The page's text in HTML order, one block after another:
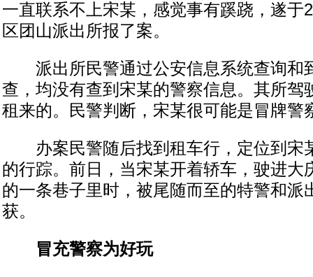
一直联系不上宋某，感觉事有蹊跷，遂于
区团山派出所报了案。
派出所民警通过公安信息系统查询和
查，均没有查到宋某的警察信息。其所驾
租来的。民警判断，宋某很可能是冒牌警
办案民警随后找到租车行，定位到宋
的行踪。前日，当宋某开着轿车，驶进大
的一条巷子里时，被尾随而至的特警和派
获。
冒充警察为好玩